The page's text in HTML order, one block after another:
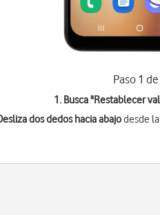
Paso 1
1. Busca "Restablecer
dos dedos hacia abajodesde